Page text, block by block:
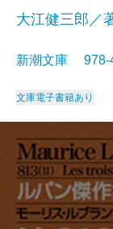
大江健三郎／
新潮文庫
文庫電子書籍あり